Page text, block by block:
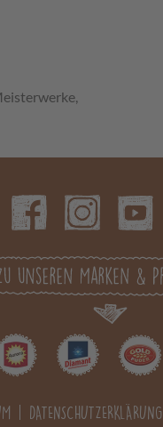
DATENSCHUTZERKLÄRUNG